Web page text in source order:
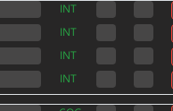
INT
INT
INT
INT